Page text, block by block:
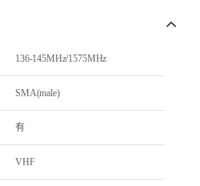
136-145MHz/1575MHz
SMA(male)
有
VHF